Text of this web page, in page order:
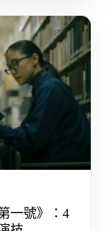
一號》：4